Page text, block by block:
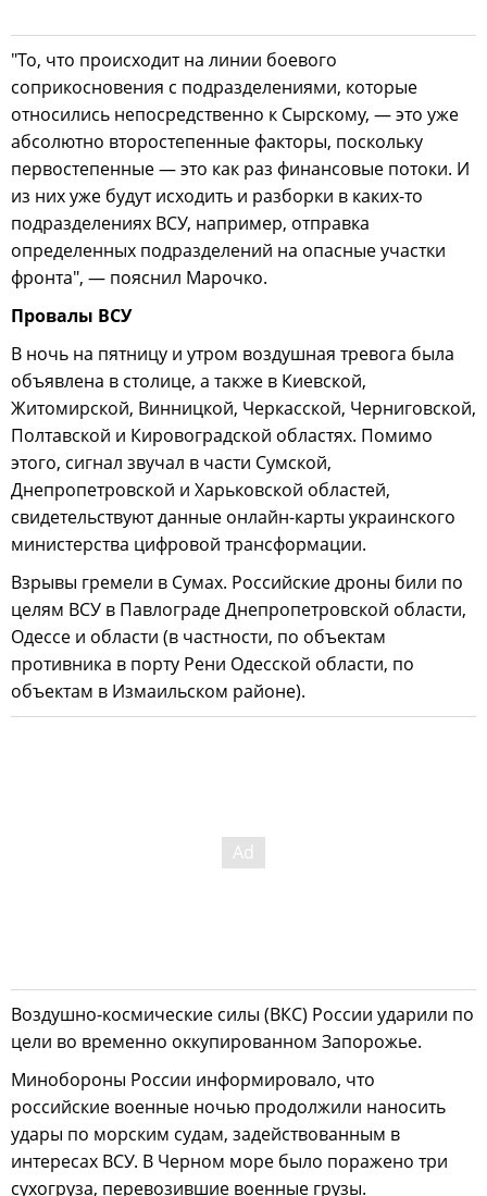
"То, что происходит на линии боевого
соприкосновения с подразделениями, которые
относились непосредственно к Сырскому, — это уже
абсолютно второстепенные факторы, поскольку
первостепенные — это как раз финансовые потоки. И
из них уже будут исходить и разборки в каких-то
подразделениях ВСУ, например, отправка
определенных подразделений на опасные участки
фронта", — пояснил Марочко.
Провалы ВСУ
В ночь на пятницу и утром воздушная тревога была
объявлена в столице, а также в Киевской,
Житомирской, Винницкой, Черкасской, Черниговской,
Полтавской и Кировоградской областях. Помимо
этого, сигнал звучал в части Сумской,
Днепропетровской и Харьковской областей,
свидетельствуют данные онлайн-карты украинского
министерства цифровой трансформации.
Взрывы гремели в Сумах. Российские дроны били по
целям ВСУ в Павлограде Днепропетровской области,
Одессе и области (в частности, по объектам
противника в порту Рени Одесской области, по
объектам в Измаильском районе).
Воздушно-космические силы (ВКС) России ударили по
цели во временно оккупированном Запорожье.
Минобороны России информировало, что
российские военные ночью продолжили наносить
удары по морским судам, задействованным в
интересах ВСУ. В Черном море было поражено три
сухогруза, перевозившие военные грузы.